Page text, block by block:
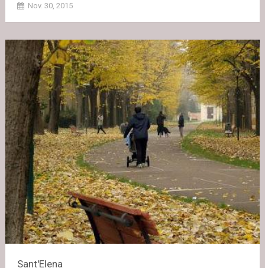
Nov. 30, 2015
Sant'Elena